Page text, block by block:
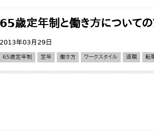
65歳定年制と働き方についての
2013年03月29日
65歳定年制 定年 働き方 ワークスタイル 退職 転